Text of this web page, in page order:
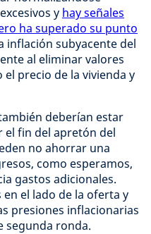
y hay señales
ha superado su punto
inflación subyacente del
al eliminar valores
precio de la vivienda y
deberían estar
fin del apretón del
no ahorrar una
como esperamos,
gastos adicionales.
el lado de la oferta y
presiones inflacionarias
segunda ronda.